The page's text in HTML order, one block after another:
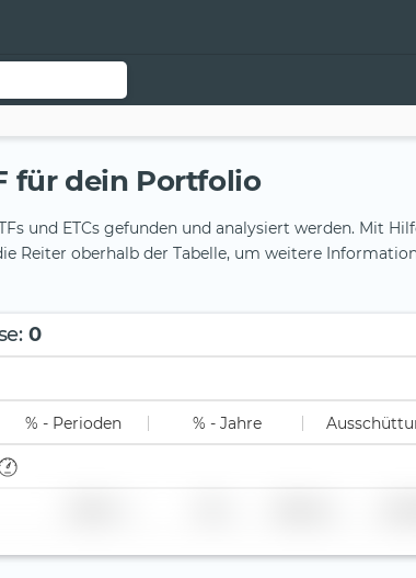
für dein Portfolio
und ETCs gefunden und analysiert werden. Mit
Reiter oberhalb der Tabelle, um weitere
: 0
% - Perioden % - Jahre